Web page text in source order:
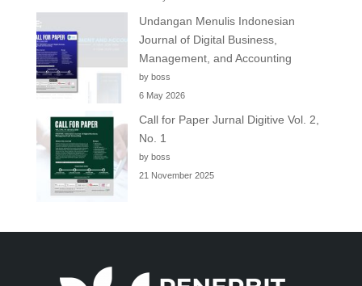
Undangan Menulis Indonesian
Journal of Digital Business,
Management, and Accounting
by boss
6 May 2026
Call for Paper Jurnal Digitive Vol. 2,
No. 1
by boss
21 November 2025